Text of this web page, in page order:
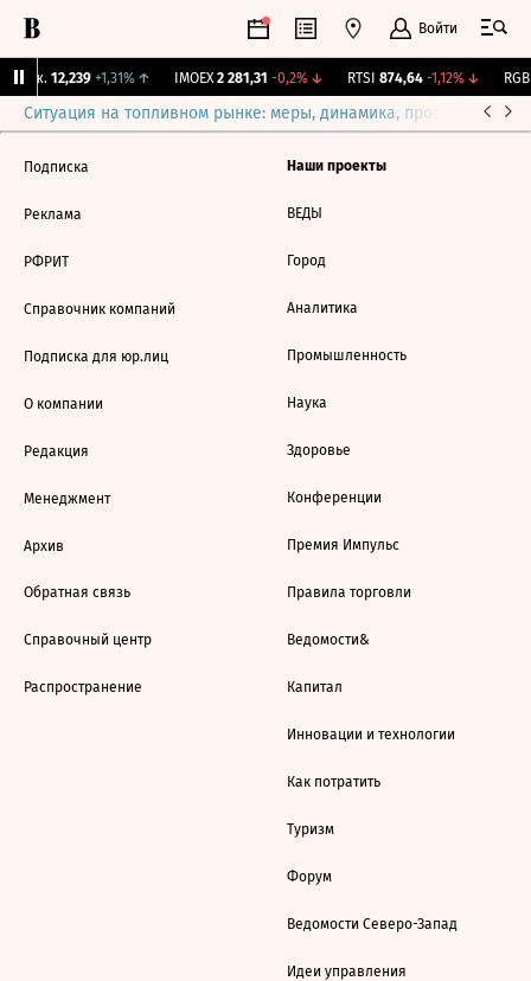
Войти
Бирж. 12,239 +1,31%↑ IMOEX 2 281,31 -0,2%↓ RTSI 874,64 -1,12%↓ RGBI
Ситуация на топливном рынке: меры, динамика, прогнозы
Подписка
Реклама
РФРИТ
Справочник компаний
Подписка для юр.лиц
О компании
Редакция
Менеджмент
Архив
Обратная связь
Справочный центр
Распространение
Наши проекты
ВЕДЫ
Город
Аналитика
Промышленность
Наука
Здоровье
Конференции
Премия Импульс
Правила торговли
Ведомости&
Капитал
Инновации и технологии
Как потратить
Туризм
Форум
Ведомости Северо-Запад
Идеи управления